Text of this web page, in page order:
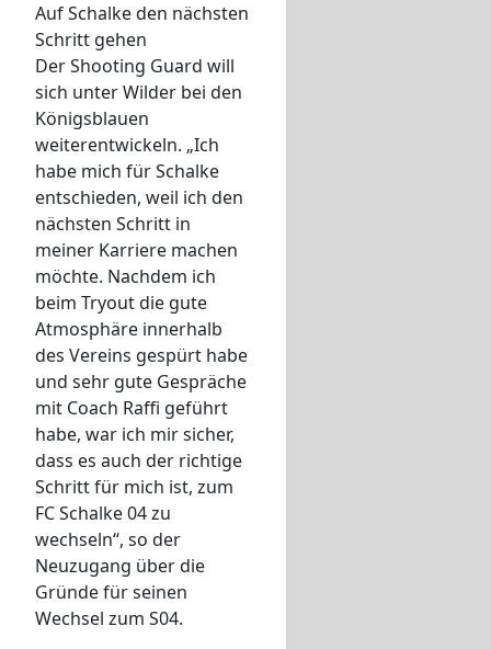
Auf Schalke den nächsten
Schritt gehen
Der Shooting Guard will
sich unter Wilder bei den
Königsblauen
weiterentwickeln. „Ich
habe mich für Schalke
entschieden, weil ich den
nächsten Schritt in
meiner Karriere machen
möchte. Nachdem ich
beim Tryout die gute
Atmosphäre innerhalb
des Vereins gespürt habe
und sehr gute Gespräche
mit Coach Raffi geführt
habe, war ich mir sicher,
dass es auch der richtige
Schritt für mich ist, zum
FC Schalke 04 zu
wechseln“, so der
Neuzugang über die
Gründe für seinen
Wechsel zum S04.